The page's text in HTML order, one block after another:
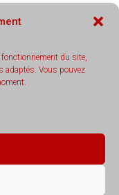
du site,
adaptés. Vous pouvez